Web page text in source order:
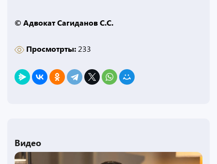
© Адвокат Сагиданов С.С.
Просмотрты:233
Видео